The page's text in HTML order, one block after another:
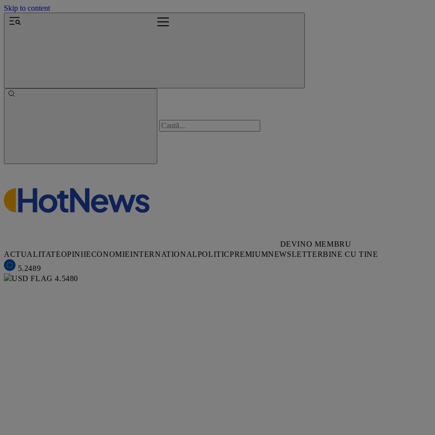
Skip to content
DEVINO MEMBRU
ACTUALITATEOPINIIECONOMIEINTERNATIONALPOLITICPREMIUMNEWSLETTERBINE CU TINE
5.2489
4.5480